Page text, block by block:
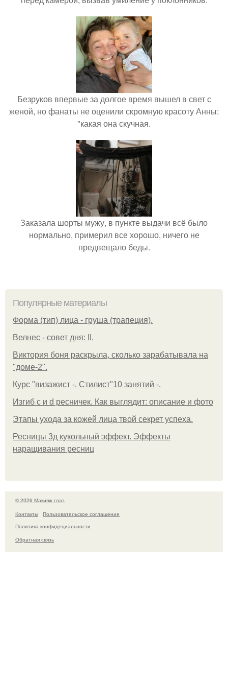
Безруков впервые за долгое время вышел в свет с
женой, но фанаты не оценили скромную красоту Анны:
"какая она скучная.
Заказала шорты мужу, в пункте выдачи всё было
нормально, примерил все хорошо, ничего не
предвещало беды.
Популярные материалы
Форма (тип) лица - груша (трапеция).
Велнес - совет дня: II.
Виктория боня раскрыла, сколько зарабатывала на
"доме-2".
Курс "визажист -. Стилист"10 занятий -.
Изгиб c и d ресничек. Как выглядит: описание и фото
Этапы ухода за кожей лица твой секрет успеха.
Ресницы 3д кукольный эффект. Эффекты
наращивания ресниц
© 2026 Макияж глаз
Контакты
Пользовательское соглашение
Политика конфидециальности
Обратная связь